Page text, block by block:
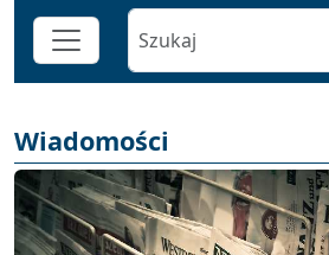
Wiadomości